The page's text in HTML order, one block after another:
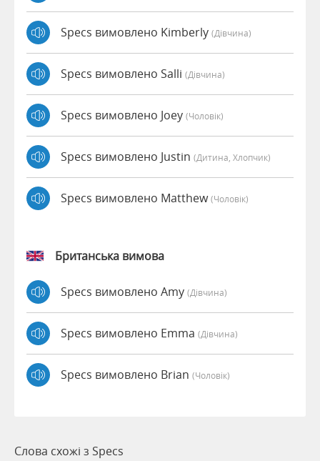
Specs вимовлено Kimberly (дівчина)
Specs вимовлено Salli (дівчина)
Specs вимовлено Joey (чоловік)
Specs вимовлено Justin (дитина, Хлопчик)
Specs вимовлено Matthew(чоловік)
Британська вимова
Specs вимовлено Amy (дівчина)
Specs вимовлено Emma (дівчина)
Specs вимовлено Brian (чоловік)
Слова схожі з Specs